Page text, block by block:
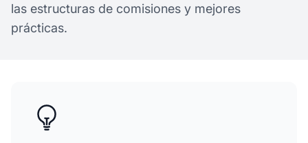
las estructuras de comisiones y mejores
prácticas.